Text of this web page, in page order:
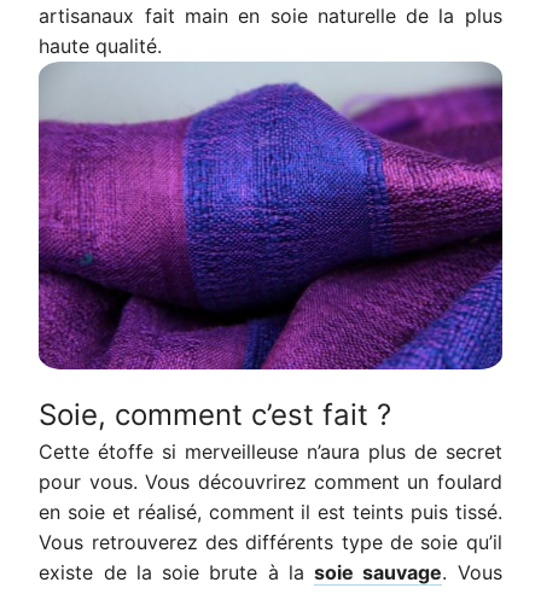
artisanaux fait main en soie naturelle de la plus
haute qualité.
Soie, comment c’est fait ?
Cette étoffe si merveilleuse n’aura plus de secret
pour vous. Vous découvrirez comment un foulard
en soie et réalisé, comment il est teints puis tissé.
Vous retrouverez des différents type de soie qu’il
existe de la soie brute à lasoie sauvage. Vous